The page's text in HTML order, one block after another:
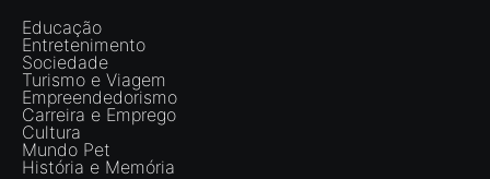
Educação
Entretenimento
Sociedade
Turismo e Viagem
Empreendedorismo
Carreira e Emprego
Cultura
Mundo Pet
História e Memória